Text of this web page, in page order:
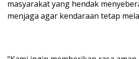
masyarakat yang hendak
menjaga agar kendaraan tetap